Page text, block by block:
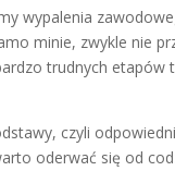
wypalenia
minie, zwykle nie
trudnych
czyli
oderwać się od